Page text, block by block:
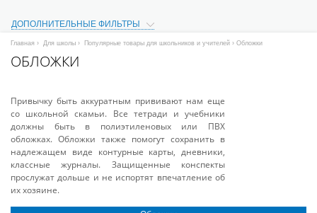
ДОПОЛНИТЕЛЬНЫЕ ФИЛЬТРЫ
Главная › Для школы › Популярные товары для школьников и учителей › Обложки
ОБЛОЖКИ
Привычку быть аккуратным прививают нам еще
со школьной скамьи. Все тетради и учебники
должны быть в полиэтиленовых или ПВХ
обложках. Обложки также помогут сохранить в
надлежащем виде контурные карты, дневники,
классные журналы. Защищенные конспекты
прослужат дольше и не испортят впечатление об
их хозяине.